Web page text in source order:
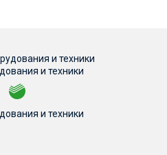
и техники
и техники